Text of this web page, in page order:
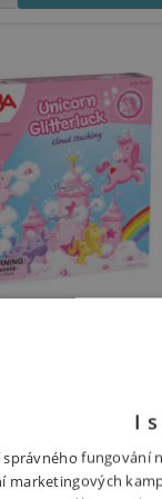
jednorožců a 10
I
správného fungování
marketingových